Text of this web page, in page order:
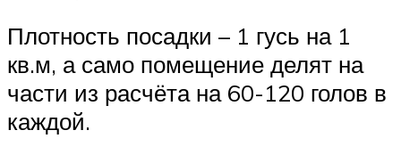
Плотность посадки – 1 гусь на 1
кв.м, а само помещение делят на
части из расчёта на 60-120 голов в
каждой.